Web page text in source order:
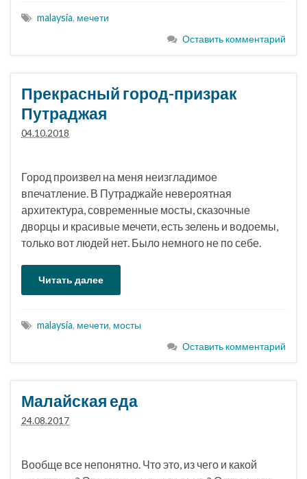
malaysia, мечети
Оставить комментарий
Прекрасный город-призрак
Путраджая
04.10.2018
Город произвел на меня неизгладимое
впечатление. В Путраджайе невероятная
архитектура, современные мосты, сказочные
дворцы и красивые мечети, есть зелень и водоемы,
только вот людей нет. Было немного не по себе.
Читать далее
malaysia, мечети, мосты
Оставить комментарий
Малайская еда
24.08.2017
Вообще все непонятно. Что это, из чего и какой